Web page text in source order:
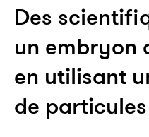
Des
un embryon
en utilisant
de particules